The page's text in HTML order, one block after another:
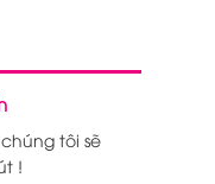
tôi sẽ
!